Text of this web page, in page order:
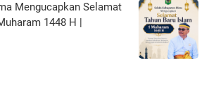
Mengucapkan Selamat
1448 H |